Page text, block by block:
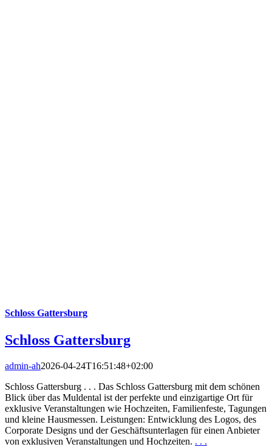
Schloss Gattersburg
Schloss Gattersburg
admin-ah2026-04-24T16:51:48+02:00
Schloss Gattersburg . . . Das Schloss Gattersburg mit dem schönen
Blick über das Muldental ist der perfekte und einzigartige Ort für
exklusive Veranstaltungen wie Hochzeiten, Familienfeste, Tagungen
und kleine Hausmessen. Leistungen: Entwicklung des Logos, des
Corporate Designs und der Geschäftsunterlagen für einen Anbieter
von exklusiven Veranstaltungen und Hochzeiten. . . .